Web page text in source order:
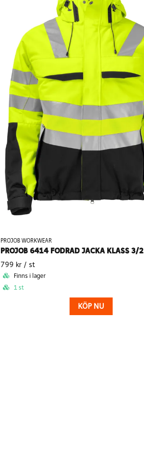
PROJOB WORKWEAR
PROJOB 6414 FODRAD JACKA KLASS 3/2
799 kr / st
Finns i lager
1 st
KÖP NU